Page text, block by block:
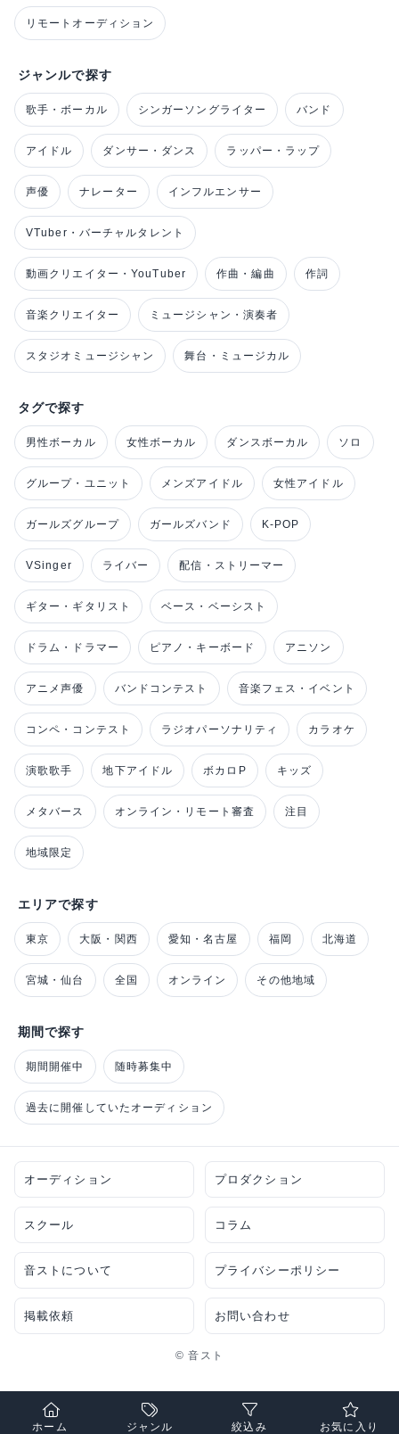
リモートオーディション
ジャンルで探す
歌手・ボーカル シンガーソングライター バンド
アイドル ダンサー・ダンス ラッパー・ラップ
声優 ナレーター インフルエンサー
VTuber・バーチャルタレント
動画クリエイター・YouTuber 作曲・編曲 作詞
音楽クリエイター ミュージシャン・演奏者
スタジオミュージシャン 舞台・ミュージカル
タグで探す
男性ボーカル 女性ボーカル ダンスボーカル ソロ
グループ・ユニット メンズアイドル 女性アイドル
ガールズグループ ガールズバンド K-POP
VSinger ライバー 配信・ストリーマー
ギター・ギタリスト ベース・ベーシスト
ドラム・ドラマー ピアノ・キーボード アニソン
アニメ声優 バンドコンテスト 音楽フェス・イベント
コンペ・コンテスト ラジオパーソナリティ カラオケ
演歌歌手 地下アイドル ボカロP キッズ
メタバース オンライン・リモート審査 注目
地域限定
エリアで探す
東京 大阪・関西 愛知・名古屋 福岡 北海道
宮城・仙台 全国 オンライン その他地域
期間で探す
期間開催中 随時募集中
過去に開催していたオーディション
オーディション プロダクション
スクール コラム
音ストについて プライバシーポリシー
掲載依頼 お問い合わせ
© 音スト
ホーム ジャンル 絞込み お気に入り